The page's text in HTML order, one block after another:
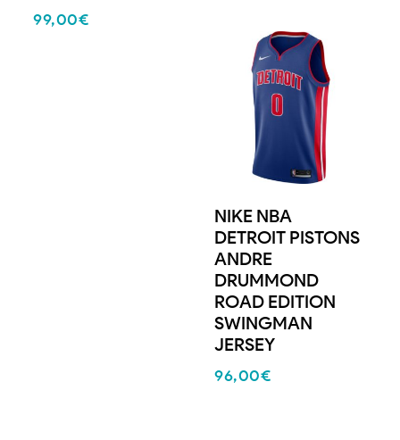
99,00€
NIKE NBA
DETROIT PISTONS
ANDRE
DRUMMOND
ROAD EDITION
SWINGMAN
JERSEY
96,00€